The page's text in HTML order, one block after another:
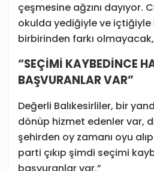
çeşmesine ağzını dayıyor.
okulda yediğiyle ve
birbirinden farkı
“SEÇİMİ KAYBEDİNCE
BAŞVURANLAR VAR”
Değerli Balıkesirliler, bir
dönüp hizmet edenler var,
şehirden oy zamanı oyu
parti çıkıp şimdi seçimi